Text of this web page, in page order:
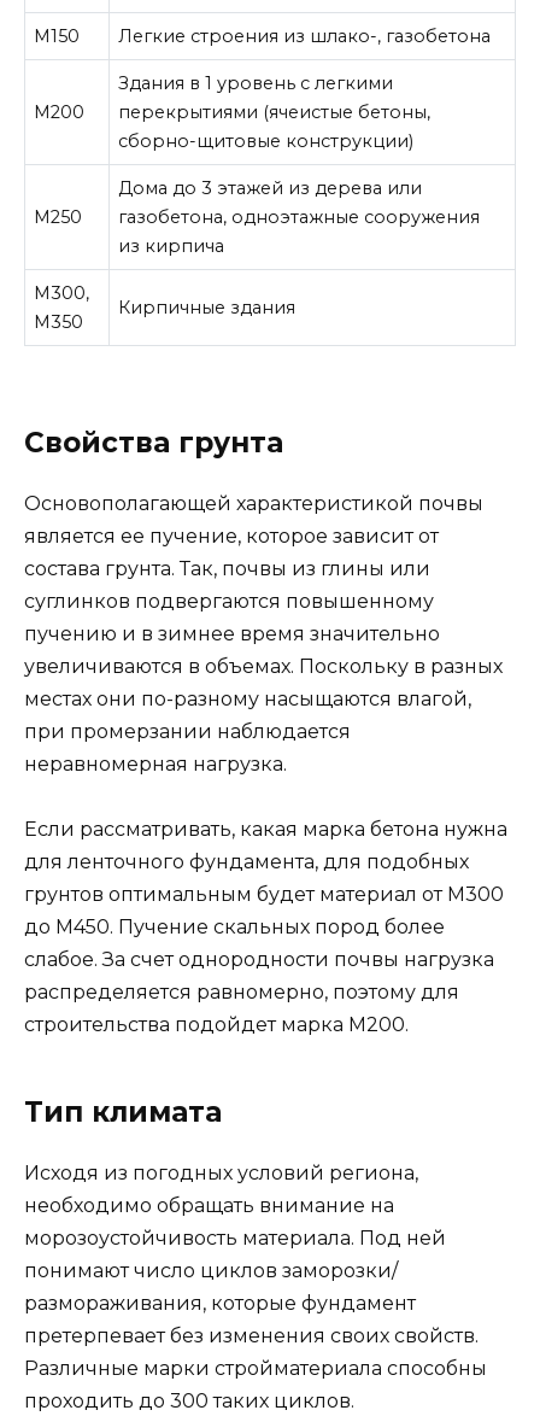
М150 Легкие строения из шлако-, газобетона
М200
Здания в 1 уровень с легкими
перекрытиями (ячеистые бетоны,
сборно-щитовые конструкции)
М250
Дома до 3 этажей из дерева или
газобетона, одноэтажные сооружения
из кирпича
М300,
М350
Кирпичные здания
Свойства грунта
Основополагающей характеристикой почвы
является ее пучение, которое зависит от
состава грунта. Так, почвы из глины или
суглинков подвергаются повышенному
пучению и в зимнее время значительно
увеличиваются в объемах. Поскольку в разных
местах они по-разному насыщаются влагой,
при промерзании наблюдается
неравномерная нагрузка.
Если рассматривать, какая марка бетона нужна
для ленточного фундамента, для подобных
грунтов оптимальным будет материал от М300
до М450. Пучение скальных пород более
слабое. За счет однородности почвы нагрузка
распределяется равномерно, поэтому для
строительства подойдет марка М200.
Тип климата
Исходя из погодных условий региона,
необходимо обращать внимание на
морозоустойчивость материала. Под ней
понимают число циклов заморозки/
размораживания, которые фундамент
претерпевает без изменения своих свойств.
Различные марки стройматериала способны
проходить до 300 таких циклов.